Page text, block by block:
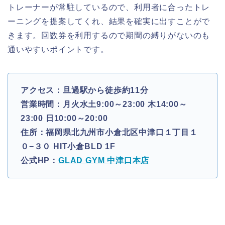
トレーナーが常駐しているので、利用者に合ったトレ
ーニングを提案してくれ、結果を確実に出すことがで
きます。回数券を利用するので期間の縛りがないのも
通いやすいポイントです。
アクセス：旦過駅から徒歩約11分
営業時間：月火水土9:00～23:00 木14:00～
23:00 日10:00～20:00
住所：福岡県北九州市小倉北区中津口１丁目１
０−３０ HIT小倉BLD 1F
公式HP： GLAD GYM 中津口本店